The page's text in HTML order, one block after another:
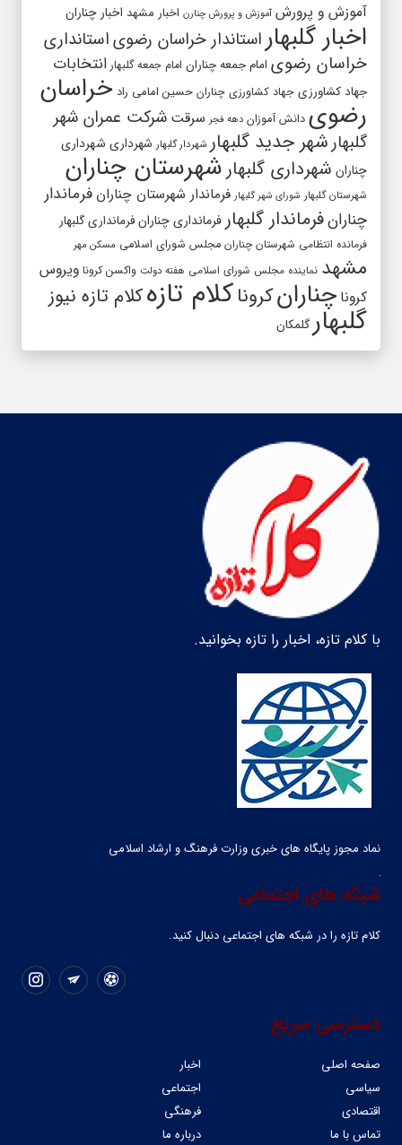
آموزش و پرورش آموزش و پرورش چنارن اخبار مشهد اخبار چناران
اخبار گلبهار استاندار خراسان رضویاستانداری
خراسان رضوی امام جمعه چناران امام جمعه گلبهار انتخابات
جهاد کشاورزی جهاد کشاورزی چناران حسین امامی راد خراسان
رضوی دانش آموزان دهه فجر سرقت شرکت عمران شهر
گلبهار شهر جدید گلبهار شهردار گلبهار شهرداری شهرداری
چناران شهرداری گلبهار شهرستان چناران
شهرستان گلبهار شورای شهر گلبهار فرماندار شهرستان چناران فرماندار
چنارانفرماندار گلبهار فرمانداری چنارانفرمانداری گلبهار
فرمانده انتظامی شهرستان چناران مجلس شورای اسلامی مسکن مهر
مشهد نماینده مجلس شورای اسلامی هفته دولت واکسن کرونا ویروس
کرونا چنارانکروناکلام تازهکلام تازه نیوز
گلبهار گلمکان
با کلام تازه، اخبار را تازه بخوانید.
نماد مجوز پایگاه های خبری وزارت فرهنگ و ارشاد اسلامی
شبکه های اجتماعی
کلام تازه را در شبکه ‌های اجتماعی دنبال کنید.
دسترسی سریع
صفحه اصلی
اخبار
سیاسی
اجتماعی
اقتصادی
فرهنگی
تماس با ما
درباره ما